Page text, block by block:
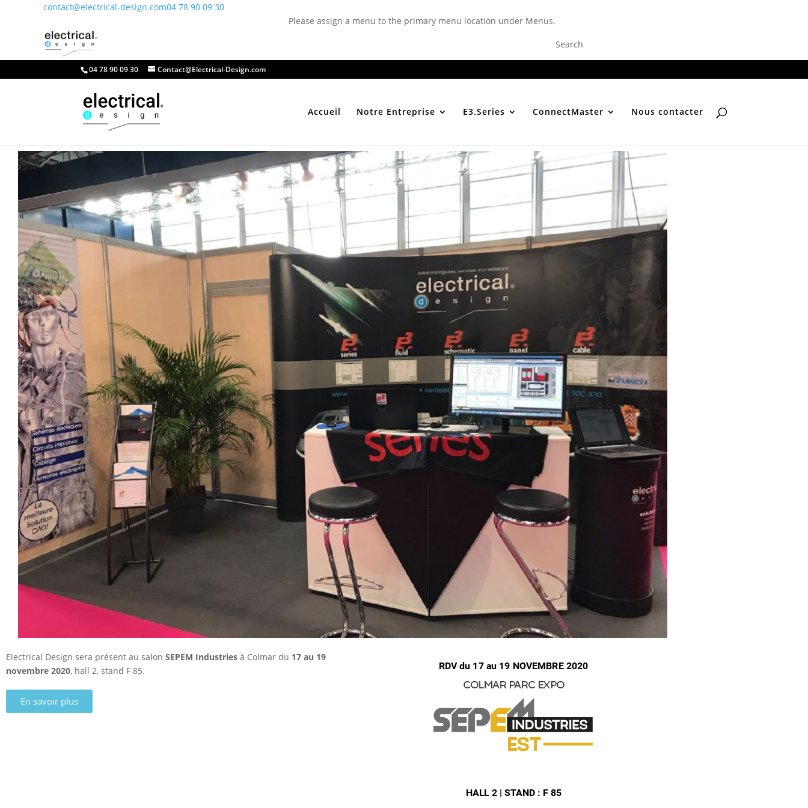
contact@electrical-design.com04 78 90 09 30
Please assign a menu to the primary menu location under Menus.
Search
04 78 90 09 30 Contact@Electrical-Design.com
Accueil Notre Entreprise E3.Series ConnectMaster Nous contacter
Electrical Design sera présent au salon SEPEM Industries à Colmar du 17 au 19
novembre 2020, hall 2, stand F 85.
En savoir plus